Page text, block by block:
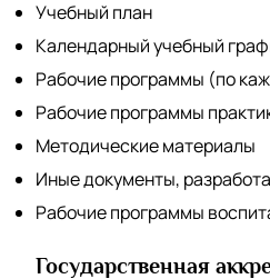
Учебный план
Календарный учебный
Рабочие программы (по
Рабочие программы
Методические материалы
Иные документы,
Рабочие программы
Государственная